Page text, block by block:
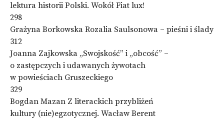
lektura historii Polski. Wokół Fiat lux!
298
Grażyna Borkowska Rozalia Saulsonowa – pieśni i ślady
312
Joanna Zajkowska „Swojskość” i „obcość” –
o zastępczych i udawanych żywotach
w powieściach Gruszeckiego
329
Bogdan Mazan Z literackich przybliżeń
kultury (nie)egzotycznej. Wacław Berent